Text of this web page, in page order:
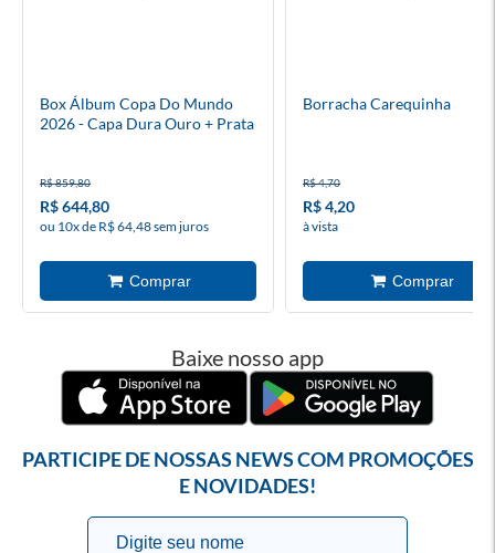
Box Álbum Copa Do Mundo
2026 - Capa Dura Ouro + Prata
R$ 859,80
R$ 644,80
ou 10x de R$ 64,48 sem juros
Borracha Carequinha
R$ 4,70
R$ 4,20
à vista
Baixe nosso app
PARTICIPE DE NOSSAS NEWS COM PROMOÇÕES
E NOVIDADES!